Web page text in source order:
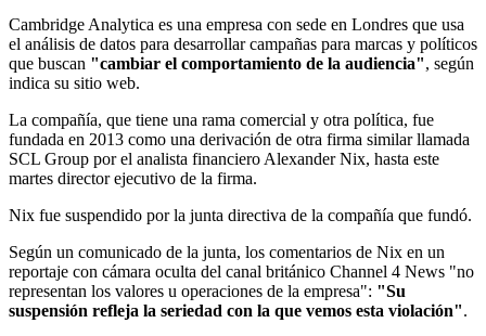
Cambridge Analytica es una empresa con sede en Londres que usa
el análisis de datos para desarrollar campañas para marcas y políticos
que buscan "cambiar el comportamiento de la audiencia", según
indica su sitio web.
La compañía, que tiene una rama comercial y otra política, fue
fundada en 2013 como una derivación de otra firma similar llamada
SCL Group por el analista financiero Alexander Nix, hasta este
martes director ejecutivo de la firma.
Nix fue suspendido por la junta directiva de la compañía que fundó.
Según un comunicado de la junta, los comentarios de Nix en un
reportaje con cámara oculta del canal británico Channel 4 News "no
representan los valores u operaciones de la empresa": "Su
suspensión refleja la seriedad con la que vemos esta violación".